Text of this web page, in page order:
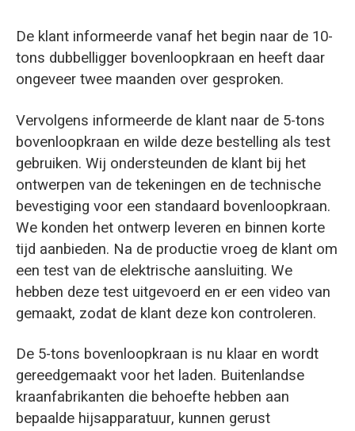
De klant informeerde vanaf het begin naar de 10-
tons dubbelligger bovenloopkraan en heeft daar
ongeveer twee maanden over gesproken.
Vervolgens informeerde de klant naar de 5-tons
bovenloopkraan en wilde deze bestelling als test
gebruiken. Wij ondersteunden de klant bij het
ontwerpen van de tekeningen en de technische
bevestiging voor een standaard bovenloopkraan.
We konden het ontwerp leveren en binnen korte
tijd aanbieden. Na de productie vroeg de klant om
een test van de elektrische aansluiting. We
hebben deze test uitgevoerd en er een video van
gemaakt, zodat de klant deze kon controleren.
De 5-tons bovenloopkraan is nu klaar en wordt
gereedgemaakt voor het laden. Buitenlandse
kraanfabrikanten die behoefte hebben aan
bepaalde hijsapparatuur, kunnen gerust